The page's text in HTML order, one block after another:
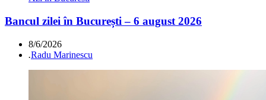
Bancul zilei în București – 6 august 2026
8/6/2026
.Radu Marinescu